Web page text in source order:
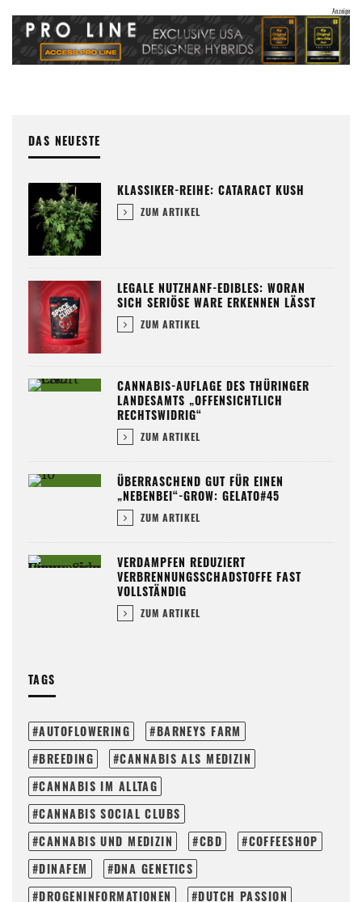
DAS NEUESTE
KLASSIKER-REIHE: CATARACT KUSH
ZUM ARTIKEL
LEGALE NUTZHANF-EDIBLES: WORAN
SICH SERIÖSE WARE ERKENNEN LÄSST
ZUM ARTIKEL
CANNABIS-AUFLAGE DES THÜRINGER
LANDESAMTS „OFFENSICHTLICH
RECHTSWIDRIG“
ZUM ARTIKEL
ÜBERRASCHEND GUT FÜR EINEN
„NEBENBEI“-GROW: GELATO#45
ZUM ARTIKEL
VERDAMPFEN REDUZIERT
VERBRENNUNGSSCHADSTOFFE FAST
VOLLSTÄNDIG
ZUM ARTIKEL
TAGS
AUTOFLOWERING
BARNEYS FARM
BREEDING
CANNABIS ALS MEDIZIN
CANNABIS IM ALLTAG
CANNABIS SOCIAL CLUBS
CANNABIS UND MEDIZIN
CBD
COFFEESHOP
DINAFEM
DNA GENETICS
DROGENINFORMATIONEN
DUTCH PASSION